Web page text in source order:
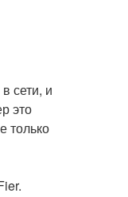
сети, и
это
только